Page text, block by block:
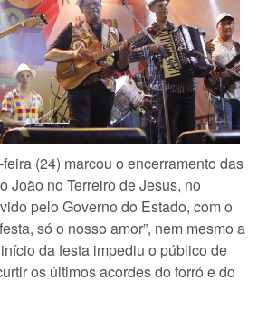
(24) marcou o encerramento das
João no Terreiro de Jesus, no
pelo Governo do Estado, com o
só o nosso amor”, nem mesmo a
da festa impediu o público de
os últimos acordes do forró e do